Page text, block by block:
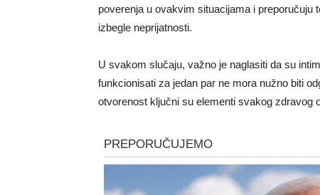
poverenja u ovakvim situacijama i preporučuju
izbegle neprijatnosti.
U svakom slučaju, važno je naglasiti da su
funkcionisati za jedan par ne mora nužno biti
otvorenost ključni su elementi svakog zdravog